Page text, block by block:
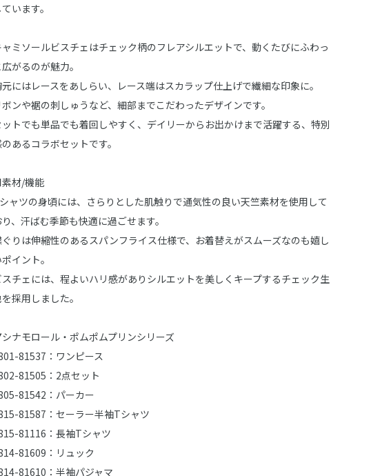
ています。
ャミソールビスチェはチェック柄のフレアシルエットで、動くたびにふわっ
広がるのが魅力。
元にはレースをあしらい、レース端はスカラップ仕上げで繊細な印象に。
ボンや裾の刺しゅうなど、細部までこだわったデザインです。
トでも単品でも着回しやすく、デイリーからお出かけまで活躍する、特別
あるコラボセットです。
材/機能
ャツの身頃には、さらりとした肌触りで通気性の良い天竺素材を使用して
り、汗ばむ季節も快適に過ごせます。
りは伸縮性のあるスパンフライス仕様で、お着替えがスムーズなのも嬉し
イント。
スチェには、程よいハリ感がありシルエットを美しくキープするチェック生
採用しました。
ナモロール・ポムポムプリンシリーズ
81537：ワンピース
81505：2点セット
81542：パーカー
81587：セーラー半袖Tシャツ
81116：長袖Tシャツ
81609：リュック
81610：半袖パジャマ